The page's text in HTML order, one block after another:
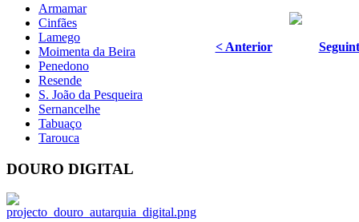
Armamar
Cinfães
Lamego
Moimenta da Beira
Penedono
Resende
S. João da Pesqueira
Sernancelhe
Tabuaço
Tarouca
DOURO DIGITAL
< Anterior